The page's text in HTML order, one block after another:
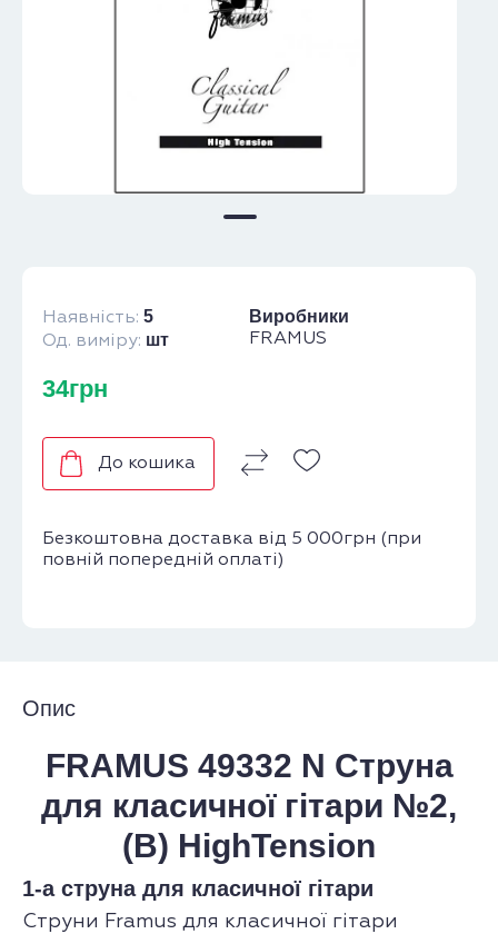
Наявність: 5
Од. виміру: шт
Виробники
FRAMUS
34грн
До кошика
Безкоштовна доставка від 5 000грн (при
повній попередній оплаті)
Опис
FRAMUS 49332 N Струна
для класичної гітари №2,
(B) HighTension
1-а струна для класичної гітари
Струни Framus для класичної гітари